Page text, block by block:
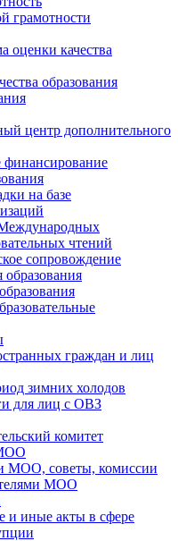
грамотности
оценки качества
образования
центр дополнительного
на базе
чтений
сопровождение
образования
граждан и лиц
зимних холодов
для лиц с ОВЗ
комитет
МОО, советы, комиссии
МОО
и иные акты в сфере